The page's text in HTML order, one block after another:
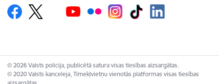
© 2026 Valsts policija, publicētā satura visas tiesības aizsargātas.
© 2020 Valsts kanceleja, Tīmekļvietņu vienotās platformas visas tiesības